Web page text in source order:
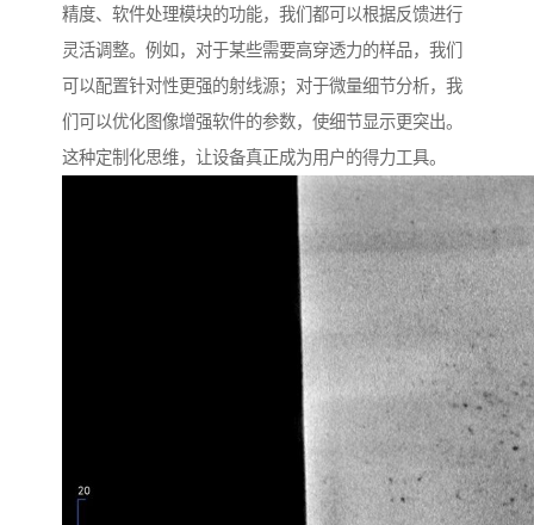
精度、软件处理模块的功能，我们都可以根据反馈进行
灵活调整。例如，对于某些需要高穿透力的样品，我们
可以配置针对性更强的射线源；对于微量细节分析，我
们可以优化图像增强软件的参数，使细节显示更突出。
这种定制化思维，让设备真正成为用户的得力工具。